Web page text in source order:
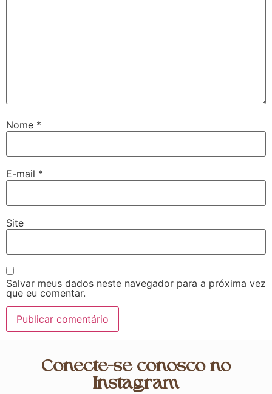
Nome *
E-mail *
Site
Salvar meus dados neste navegador para a próxima vez
que eu comentar.
Conecte-se conosco no
Instagram